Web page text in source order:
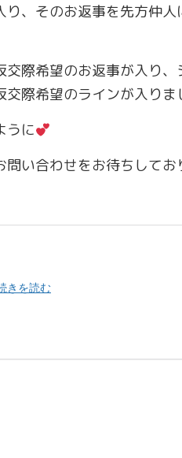
、そのお返事を先方仲
際希望のお返事が入り
際希望のラインが入りま
うに
い合わせをお待ちしてお